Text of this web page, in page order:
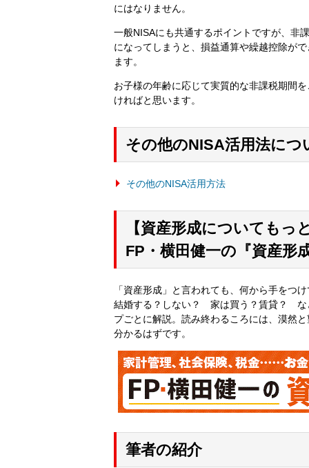
にはなりません。
一般NISAにも共通するポイントですが、非
になってしまうと、損益通算や繰越控除が
ます。
お子様の年齢に応じて実質的な非課税期間
ければと思います。
その他のNISA活用法に
その他のNISA活用方法
【資産形成についてもっ
FP・横田健一の『資産形
「資産形成」と言われても、何から手をつ
結婚する？しない？ 家は買う？賃貸？ な
プごとに解説。読み終わるころには、漠然
分かるはずです。
筆者の紹介